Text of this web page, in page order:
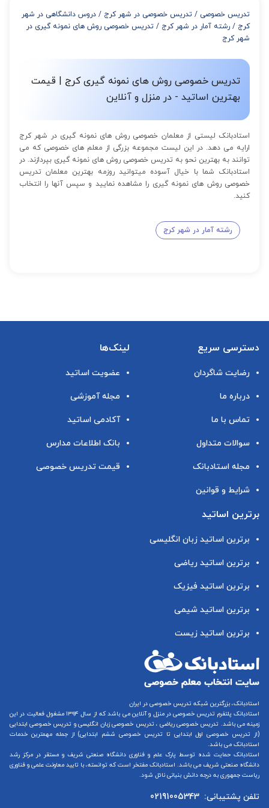
از 12 تا 15 جلسه: 7% تخفیف
از 16 تا 100 جلسه: 9% تخفیف
تدریس خصوصی / تدریس خصوصی در شهر کرج / دروس دانشگاهی در شهر
کرج / رشته آمار در شهر کرج / تدریس خصوصی روش های نمونه گیری در
شهر کرج
تدریس خصوصی روش های نمونه گیری کرج | قیمت
بهترین اساتید - در منزل و آنلاین
استادبانک لیستی از معلمان خصوصی روش های نمونه گیری در شهر کرج
ارایه می دهد. در این لیست مجموعه بزرگی از معلم های خصوصی که می
توانند به بهترین نحو به تدریس خصوصی روش های نمونه گیری بپردازند. در
استادبانک شما با خیال آسوده میتوانید روزمه بهترین معلمان تدریس
خصوصی روش های نمونه گیری را مشاهده نمایید و سپس آنها را انتخاب
کنید.
رشته آمار در شهر کرج
دسترسی سریع
رضایت شاگردان
درباره ما
تماس با ما
سوالات متداول
مجله استادبانک
شرایط و قوانین
لینک‌ها
عضویت اساتید
مجله آموزشی
آکادمی اساتید
بانک اطلاعات مدارس
قیمت تدریس خصوصی
برترین اساتید
برترین اساتید زبان انگلیسی
برترین اساتید ریاضی
برترین اساتید فیزیک
برترین اساتید شیمی
برترین اساتید زیست
استادبانک، بزرگترین شبکه تدریس خصوصی در ایران
استادبانک پلتفرم تدریس خصوصی در منزل و آنلاین
می باشد که از سال ۱۳۹۴ مشغول فعالیت در این
زمینه می باشد. تدریس خصوصی ریاضی ، تدریس خصوصی زبان انگلیسیو تدریس خصوصی ابتدایی
(از تدریس خصوصی اول ابتدایی تا تدریس خصوصی ششم ابتدایی) از جمله مهمترین خدمات
استادبانک می باشد.
استادبانک حمایت شده توسط پارک علم و فناوری دانشگاه صنعتی شریف و مستقر در مرکز رشد
دانشگاه صنعتی شریف می باشد. استادبانک مفتخر است که توانسته، با تایید معاونت علمی و فناوری
ریاست جمهوری به درجه دانش بنیانی نائل شود.
تلفن پشتیبانی: 02191005343